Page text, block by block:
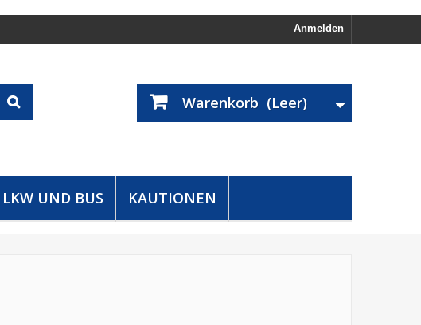
Anmelden
Warenkorb (Leer)
LKW UND BUS KAUTIONEN